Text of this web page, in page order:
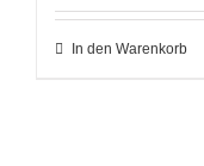
In den Warenkorb